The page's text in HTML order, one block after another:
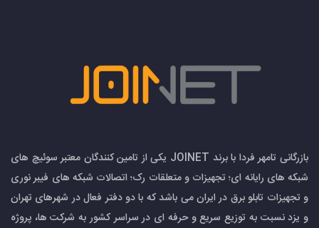
بازرگانی تامهر فردا با برند JOINET یکی از تامین کنندگان معتبر سوئیچ های
شبکه های رایانه ای؛ تجهیزات و متعلقات رک؛ اتصالات شبکه های فیبر نوری
و تجهیزات تابلو برق در ایران می باشد که با دو دفتر فعال در شهرهای تهران
و یزد نسبت به توزیع سریع و حرفه ای در سراسر کشور به شرکت ها، پروژه